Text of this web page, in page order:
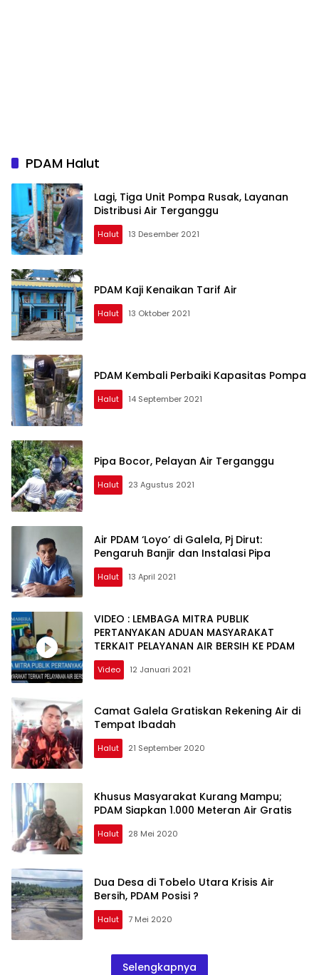
PDAM Halut
Lagi, Tiga Unit Pompa Rusak, Layanan
Distribusi Air Terganggu
Halut 13 Desember 2021
PDAM Kaji Kenaikan Tarif Air
Halut 13 Oktober 2021
PDAM Kembali Perbaiki Kapasitas Pompa
Halut 14 September 2021
Pipa Bocor, Pelayan Air Terganggu
Halut 23 Agustus 2021
Air PDAM ‘Loyo’ di Galela, Pj Dirut:
Pengaruh Banjir dan Instalasi Pipa
Halut 13 April 2021
VIDEO : LEMBAGA MITRA PUBLIK
PERTANYAKAN ADUAN MASYARAKAT
TERKAIT PELAYANAN AIR BERSIH KE PDAM
Video 12 Januari 2021
Camat Galela Gratiskan Rekening Air di
Tempat Ibadah
Halut 21 September 2020
Khusus Masyarakat Kurang Mampu;
PDAM Siapkan 1.000 Meteran Air Gratis
Halut 28 Mei 2020
Dua Desa di Tobelo Utara Krisis Air
Bersih, PDAM Posisi ?
Halut 7 Mei 2020
Selengkapnya